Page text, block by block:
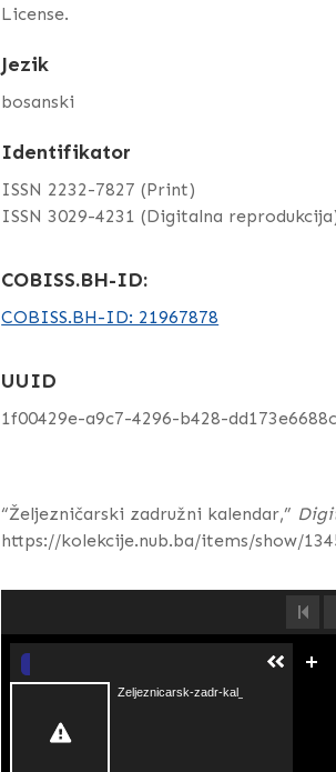
License.
Jezik
bosanski
Identifikator
ISSN 2232-7827 (Print)
ISSN 3029-4231 (Digitalna
COBISS.BH-ID:
COBISS.BH-ID: 21967878
UUID
1f00429e-a9c7-4296-b428-
“Željezničarski zadružni kalendar,”
https://kolekcije.nub.ba/items/show/
Zeljeznicarsk-zadr-kal_slicica.pdf